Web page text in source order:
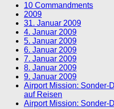
10 Commandments
2009
31. Januar 2009
4. Januar 2009
5. Januar 2009
6. Januar 2009
7. Januar 2009
8. Januar 2009
9. Januar 2009
Airport Mission: Sonder-
auf Reisen
Airport Mission: Sonder-